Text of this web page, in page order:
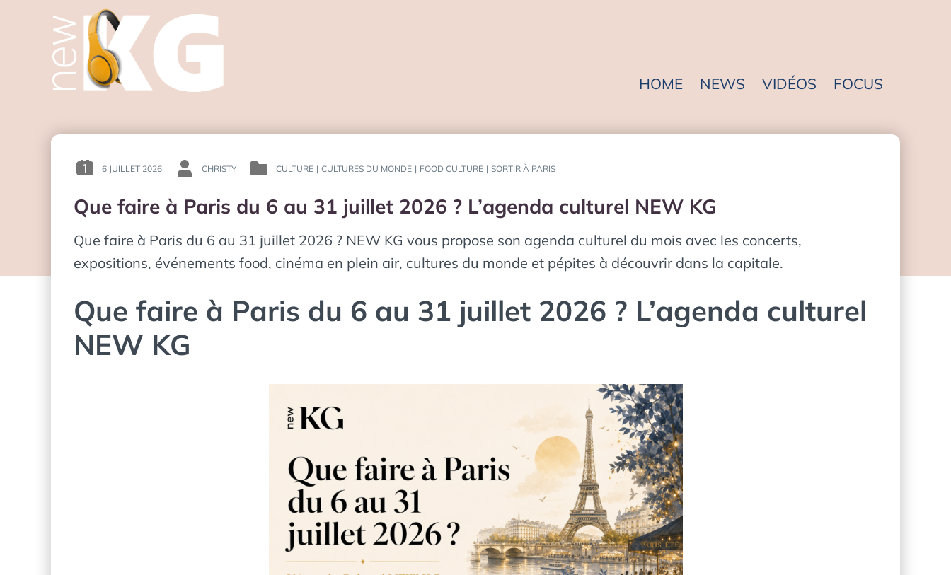
HOME NEWS VIDÉOS FOCUS
POSTED
6 JUILLET 2026
BY
CHRISTY
POSTED
:
CULTURE | CULTURES DU MONDE | FOOD CULTURE | SORTIR À PARIS
Que faire à Paris du 6 au 31 juillet 2026 ? L’agenda culturel NEW KG
Que faire à Paris du 6 au 31 juillet 2026 ? NEW KG vous propose son agenda culturel du mois avec les concerts,
expositions, événements food, cinéma en plein air, cultures du monde et pépites à découvrir dans la capitale.
Que faire à Paris du 6 au 31 juillet 2026 ? L’agenda culturel
NEW KG